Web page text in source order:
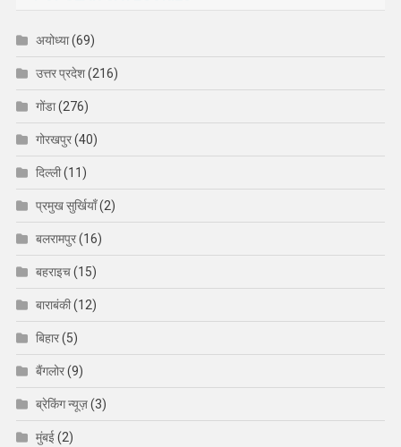
अयोध्या(69)
उत्तर प्रदेश(216)
गोंडा(276)
गोरखपुर(40)
दिल्ली(11)
प्रमुख सुर्खियाँ(2)
बलरामपुर(16)
बहराइच(15)
बाराबंकी(12)
बिहार(5)
बैंगलोर(9)
ब्रेकिंग न्यूज़(3)
मुंबई(2)